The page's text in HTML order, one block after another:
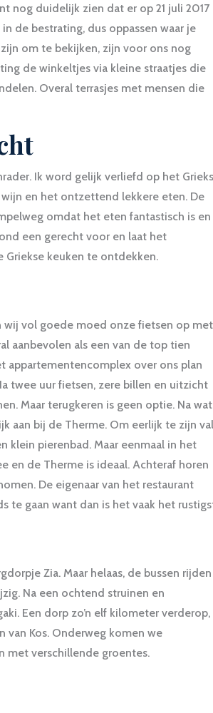
nog duidelijk zien dat er op 21 juli 2017
de bestrating, dus oppassen waar je
om te bekijken, zijn voor ons nog
de winkeltjes via kleine straatjes die
Overal terrasjes met mensen die
Ik word gelijk verliefd op het
en het ontzettend lekkere eten. De
omdat het eten fantastisch is en
een gerecht voor en laat het
Griekse keuken te ontdekken.
wij vol goede moed onze fietsen op met
aanbevolen als een van de top tien
appartementencomplex over ons plan
twee uur fietsen, zere billen en uitzicht
Maar terugkeren is geen optie. Na wat
aan bij de Therme. Om eerlijk te zijn
klein pierenbad. Maar eenmaal in het
en de Therme is ideaal. Achteraf horen
De eigenaar van het restaurant
te gaan want dan is het vaak het
Zia. Maar helaas, de bussen rijden
Na een ochtend struinen en
Een dorp zo’n elf kilometer verderop,
van Kos. Onderweg komen we
met verschillende groentes.